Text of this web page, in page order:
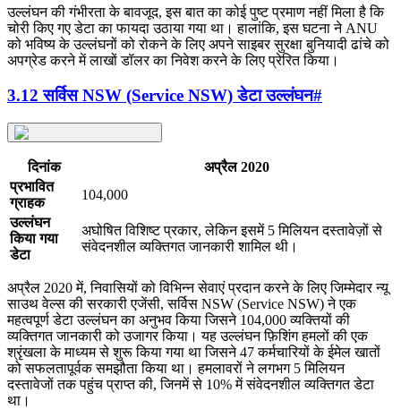
उल्लंघन की गंभीरता के बावजूद, इस बात का कोई पुष्ट प्रमाण नहीं मिला है कि
चोरी किए गए डेटा का फायदा उठाया गया था। हालांकि, इस घटना ने ANU
को भविष्य के उल्लंघनों को रोकने के लिए अपने साइबर सुरक्षा बुनियादी ढांचे को
अपग्रेड करने में लाखों डॉलर का निवेश करने के लिए प्रेरित किया।
3.12 सर्विस NSW (Service NSW) डेटा उल्लंघन#
दिनांक
अप्रैल 2020
प्रभावित
ग्राहक
104,000
उल्लंघन
किया गया
डेटा
अघोषित विशिष्ट प्रकार, लेकिन इसमें 5 मिलियन दस्तावेज़ों से
संवेदनशील व्यक्तिगत जानकारी शामिल थी।
अप्रैल 2020 में, निवासियों को विभिन्न सेवाएं प्रदान करने के लिए जिम्मेदार न्यू
साउथ वेल्स की सरकारी एजेंसी, सर्विस NSW (Service NSW) ने एक
महत्वपूर्ण डेटा उल्लंघन का अनुभव किया जिसने 104,000 व्यक्तियों की
व्यक्तिगत जानकारी को उजागर किया। यह उल्लंघन फ़िशिंग हमलों की एक
श्रृंखला के माध्यम से शुरू किया गया था जिसने 47 कर्मचारियों के ईमेल खातों
को सफलतापूर्वक समझौता किया था। हमलावरों ने लगभग 5 मिलियन
दस्तावेजों तक पहुंच प्राप्त की, जिनमें से 10% में संवेदनशील व्यक्तिगत डेटा
था।